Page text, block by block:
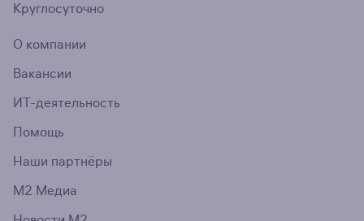
Круглосуточно
О компании
Вакансии
ИТ-деятельность
Помощь
Наши партнёры
М2 Медиа